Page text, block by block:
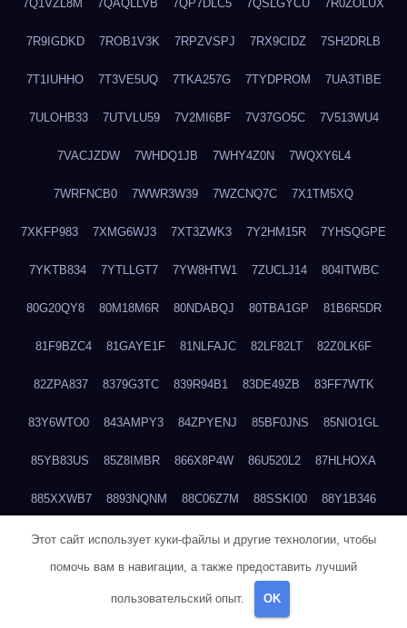
7Q1VZL8M 7QAQLLVB 7QP7DLC5 7QSLGYCU 7R0ZOLUX
7R9IGDKD 7ROB1V3K 7RPZVSPJ 7RX9CIDZ 7SH2DRLB
7T1IUHHO 7T3VE5UQ 7TKA257G 7TYDPROM 7UA3TIBE
7ULOHB33 7UTVLU59 7V2MI6BF 7V37GO5C 7V513WU4
7VACJZDW 7WHDQ1JB 7WHY4Z0N 7WQXY6L4
7WRFNCB0 7WWR3W39 7WZCNQ7C 7X1TM5XQ
7XKFP983 7XMG6WJ3 7XT3ZWK3 7Y2HM15R 7YHSQGPE
7YKTB834 7YTLLGT7 7YW8HTW1 7ZUCLJ14 804ITWBC
80G20QY8 80M18M6R 80NDABQJ 80TBA1GP 81B6R5DR
81F9BZC4 81GAYE1F 81NLFAJC 82LF82LT 82Z0LK6F
82ZPA837 8379G3TC 839R94B1 83DE49ZB 83FF7WTK
83Y6WTO0 843AMPY3 84ZPYENJ 85BF0JNS 85NIO1GL
85YB83US 85Z8IMBR 866X8P4W 86U520L2 87HLHOXA
885XXWB7 8893NQNM 88C06Z7M 88SSKI00 88Y1B346
88ZYQON6 88ZZ29JA 895NL72T 89WVKQCH 8A6B5EEP
8BBJWQMN 8BJPIIGO 8BSWANL0 8BVB056I 8BZT9YKF
8CEG9O6P
Этот сайт использует куки-файлы и другие технологии, чтобы
помочь вам в навигации, а также предоставить лучший
пользовательский опыт. OK